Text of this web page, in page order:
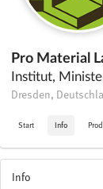
Pro Material
Institut,
Dresden,
Start Info
Info